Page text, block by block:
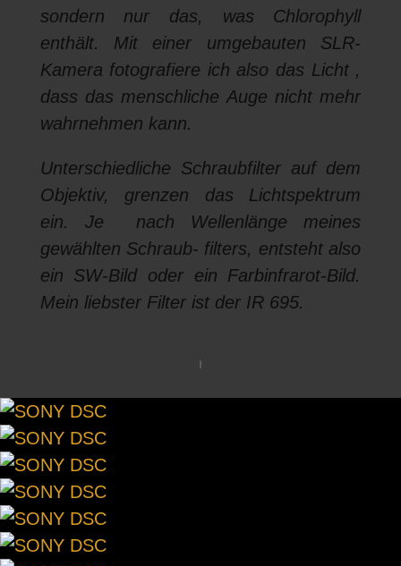
sondern nur das, was Chlorophyll
enthält. Mit einer umgebauten SLR-
Kamera fotografiere ich also das Licht ,
dass das menschliche Auge nicht mehr
wahrnehmen kann.
Unterschiedliche Schraubfilter auf dem
Objektiv, grenzen das Lichtspektrum
ein. Je nach Wellenlänge meines
gewählten Schraub- filters, entsteht also
ein SW-Bild oder ein Farbinfrarot-Bild.
Mein liebster Filter ist der IR 695.